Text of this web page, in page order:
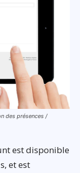
des présences /
est disponible
et est